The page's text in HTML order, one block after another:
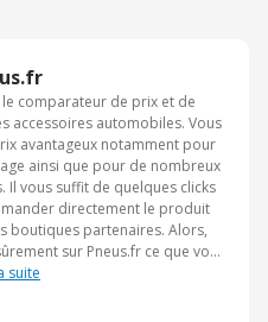
le comparateur de prix et de
accessoires automobiles. Vous
avantageux notamment pour
ainsi que pour de nombreux
Il vous suffit de quelques clicks
directement le produit
boutiques partenaires. Alors,
sur Pneus.fr ce que vous
partout.
suite